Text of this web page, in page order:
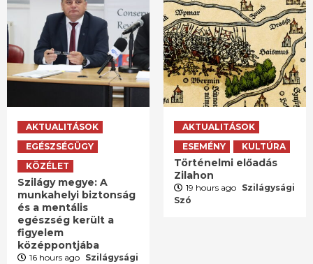
AKTUALITÁSOK
EGÉSZSÉGÜGY
KÖZÉLET
Szilágy megye: A
munkahelyi biztonság
és a mentális
egészség került a
figyelem
középpontjába
16 hours ago Szilágysági
AKTUALITÁSOK
ESEMÉNY
KULTÚRA
Történelmi előadás
Zilahon
19 hours ago Szilágysági
Szó